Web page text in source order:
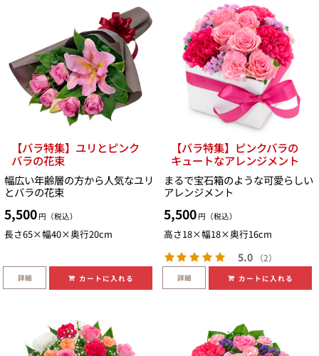
【バラ特集】ユリとピンク
バラの花束
幅広い年齢層の方から人気なユリ
とバラの花束
5,500 円（税込）
長さ65×幅40×奥行20cm
詳細 カートに入れる
【バラ特集】ピンクバラの
キュートなアレンジメント
まるで宝石箱のような可愛らしい
アレンジメント
5,500 円（税込）
高さ18×幅18×奥行16cm
5.0 （2）
詳細 カートに入れる